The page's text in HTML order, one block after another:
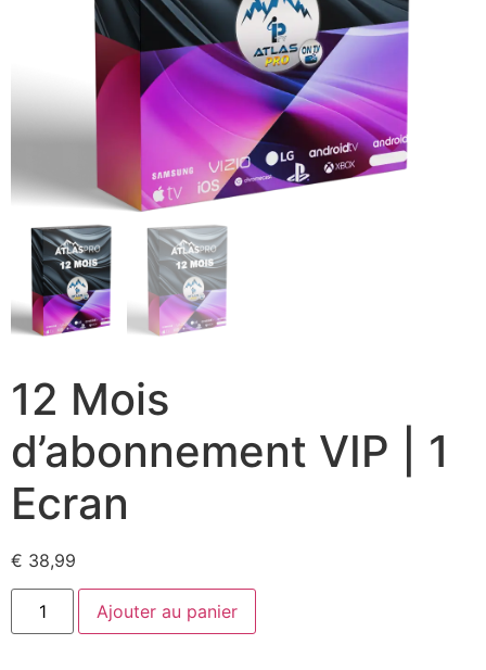
12 Mois
d’abonnement VIP | 1
Ecran
€ 38,99
Ajouter au panier